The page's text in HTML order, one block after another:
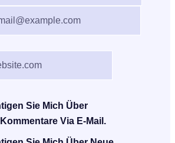
Sie Mich Über
Via E-Mail.